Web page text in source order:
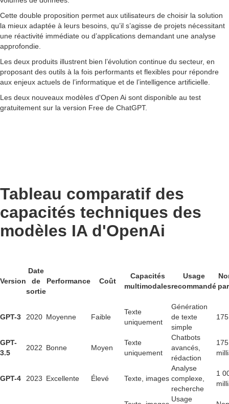
Cette double proposition permet aux utilisateurs de choisir la solution
la mieux adaptée à leurs besoins, qu’il s’agisse de projets nécessitant
une réactivité immédiate ou d’applications demandant une analyse
approfondie.
Les deux produits illustrent bien l’évolution continue du secteur, en
proposant des outils à la fois performants et flexibles pour répondre
aux enjeux actuels de l’informatique et de l’intelligence artificielle.
Les deux nouveaux modèles d'Open Ai sont disponible au test
gratuitement sur la version Free de ChatGPT.
Tableau comparatif des
capacités techniques des
modèles IA d'OpenAi
Version
Date
de
sortie
Performance Coût
Capacités
multimodales
Usage
recommandé
GPT-3 2020 Moyenne Faible
Texte
uniquement
Génération
de texte
simple
GPT-
3.5
2022 Bonne Moyen
Texte
uniquement
Chatbots
avancés,
rédaction
175
GPT-4 2023 Excellente Élevé Texte, images
Analyse
complexe,
recherche
1
Usage